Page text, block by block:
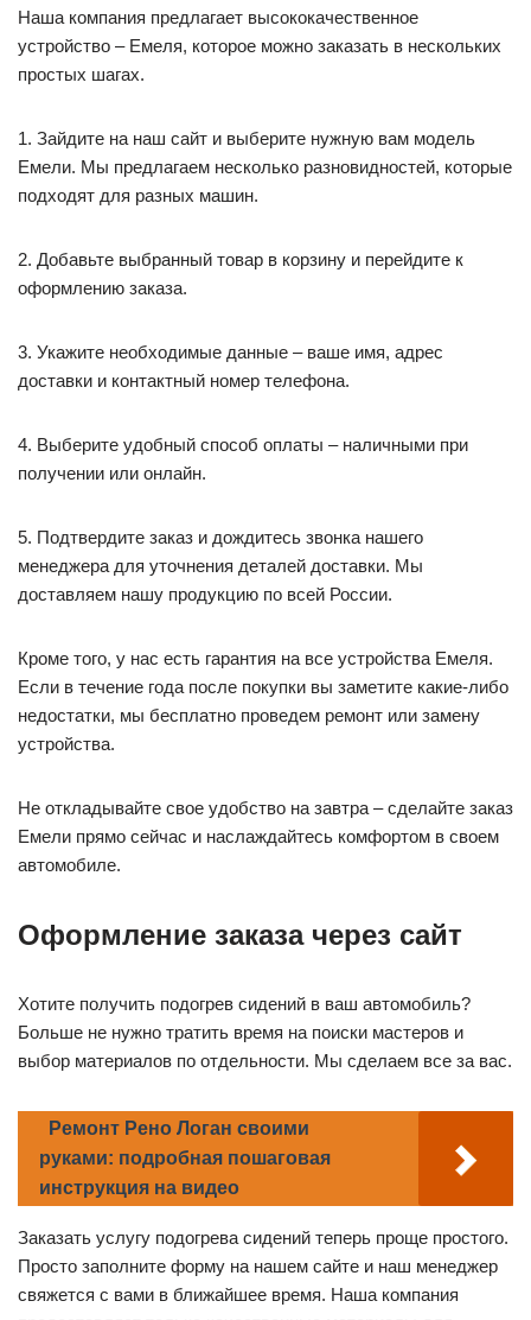
Наша компания предлагает высококачественное
устройство – Емеля, которое можно заказать в нескольких
простых шагах.
1. Зайдите на наш сайт и выберите нужную вам модель
Емели. Мы предлагаем несколько разновидностей, которые
подходят для разных машин.
2. Добавьте выбранный товар в корзину и перейдите к
оформлению заказа.
3. Укажите необходимые данные – ваше имя, адрес
доставки и контактный номер телефона.
4. Выберите удобный способ оплаты – наличными при
получении или онлайн.
5. Подтвердите заказ и дождитесь звонка нашего
менеджера для уточнения деталей доставки. Мы
доставляем нашу продукцию по всей России.
Кроме того, у нас есть гарантия на все устройства Емеля.
Если в течение года после покупки вы заметите какие-либо
недостатки, мы бесплатно проведем ремонт или замену
устройства.
Не откладывайте свое удобство на завтра – сделайте заказ
Емели прямо сейчас и наслаждайтесь комфортом в своем
автомобиле.
Оформление заказа через сайт
Хотите получить подогрев сидений в ваш автомобиль?
Больше не нужно тратить время на поиски мастеров и
выбор материалов по отдельности. Мы сделаем все за вас.
Ремонт Рено Логан своими
руками: подробная пошаговая
инструкция на видео
Заказать услугу подогрева сидений теперь проще простого.
Просто заполните форму на нашем сайте и наш менеджер
свяжется с вами в ближайшее время. Наша компания